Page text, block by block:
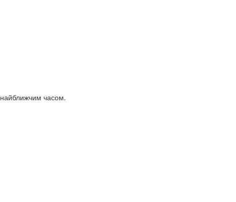
найближчим часом.